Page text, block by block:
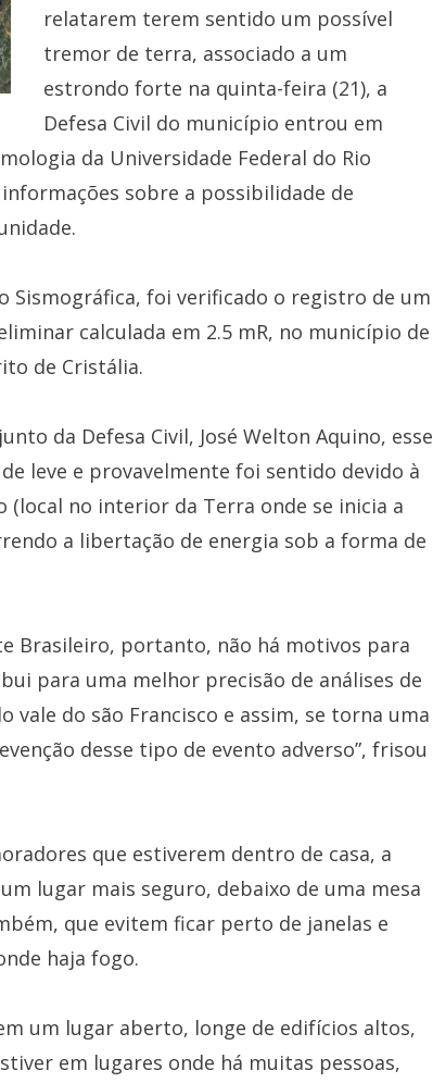
relatarem terem sentido um possível
tremor de terra, associado a um
estrondo forte na quinta-feira (21), a
Defesa Civil do município entrou em
da Universidade Federal do Rio
sobre a possibilidade de
Sismográfica, foi verificado o registro de um
calculada em 2.5 mR, no município de
de Cristália.
da Defesa Civil, José Welton Aquino, esse
leve e provavelmente foi sentido devido à
no interior da Terra onde se inicia a
a libertação de energia sob a forma de
Brasileiro, portanto, não há motivos para
para uma melhor precisão de análises de
do são Francisco e assim, se torna uma
desse tipo de evento adverso”, frisou
que estiverem dentro de casa, a
lugar mais seguro, debaixo de uma mesa
que evitem ficar perto de janelas e
haja fogo.
um lugar aberto, longe de edifícios altos,
em lugares onde há muitas pessoas,